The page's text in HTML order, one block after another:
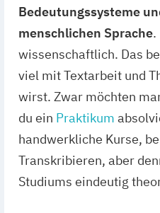
Bedeutungssysteme
menschlichen Sprache.
wissenschaftlich. Das
viel mit Textarbeit und
wirst. Zwar möchten
du ein Praktikum
handwerkliche Kurse,
Transkribieren, aber
Studiums eindeutig